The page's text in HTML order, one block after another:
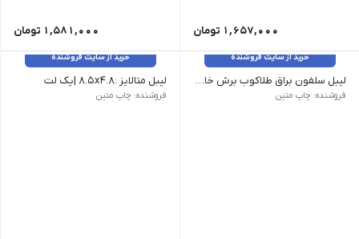
1,657,000 تومان 1,581,000 تومان
خرید از سایت فروشنده
لیبل سلفون براق طلاکوب برش خاص ( قالبدار ):تا 4.5x8 تا 4.5x8 2,757,000 2,821,000 تا 8x9 4,514,000 4,642,000 تا 8x13.5 6,271,000 6,463,000 تا 9x16 8,078,000 8,334,000 تا 10x14 9,985,000 10,305,000 تا 14x19 15,656,000 16,168,000 تا 19x27 28,355,000 29,315,000
فروشنده: چاپ متین
خرید از سایت فروشنده
لیبل متالایز :۸.۵x۴.۸ |یک لت
۸.۵x۴.۸ |یک لت 3,970,000 ۸.۵x۹.۶ |دو لت 7,940,000 ۴.۸x۱۷ |دو لت 7,940,000 ۸.۵x۱۴.۴ |سه لت 11,910,000 ۱۷x۹.۶ |چهار لت 15,880,000 سایز A6 ۱۰.۵x۱۴.۴ 19,850,000 سایز A5 ۱۴.۴x۲۰ 31,760,000 سایز A4 ۲۰x۲۸.۸ 59,550,000 سایز A3 ۲۸.۸x۴۲ 123,070,000
فروشنده: چاپ متین